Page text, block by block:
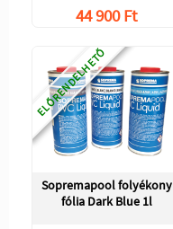
44 900 Ft
ELŐRENDELHETŐ
Sopremapool folyékony
fólia Dark Blue 1l